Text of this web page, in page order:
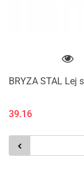
BRYZA STAL Lej
39.16